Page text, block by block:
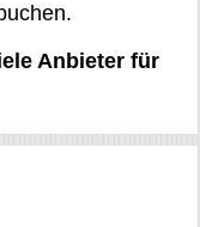
Anbieter für